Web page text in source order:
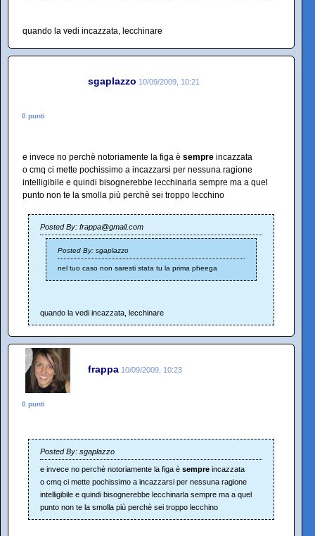
quando la vedi incazzata, lecchinare
sgaplazzo 10/09/2009, 10:21
0 punti
e invece no perchè notoriamente la figa è sempre incazzata
o cmq ci mette pochissimo a incazzarsi per nessuna ragione
intelligibile e quindi bisognerebbe lecchinarla sempre ma a quel
punto non te la smolla più perchè sei troppo lecchino
Posted By: frappa@gmail.com
Posted By: sgaplazzo
nel tuo caso non saresti stata tu la prima pheega
quando la vedi incazzata, lecchinare
frappa 10/09/2009, 10:23
0 punti
Posted By: sgaplazzo
e invece no perchè notoriamente la figa è sempre incazzata
o cmq ci mette pochissimo a incazzarsi per nessuna ragione
intelligibile e quindi bisognerebbe lecchinarla sempre ma a quel
punto non te la smolla più perchè sei troppo lecchino